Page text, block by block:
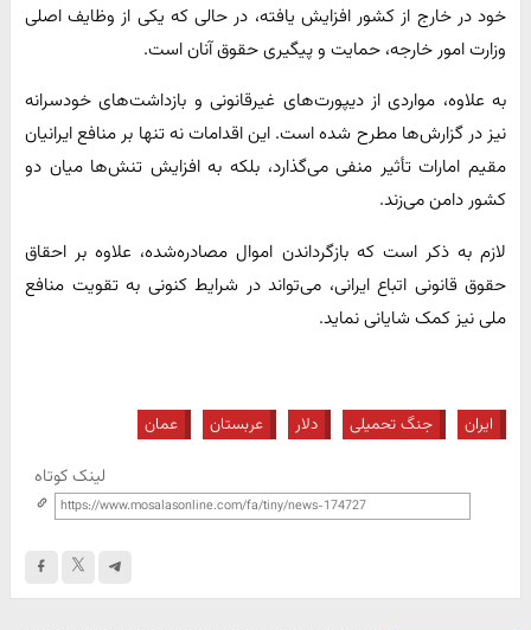
خود در خارج از کشور افزایش یافته، در حالی که یکی از وظایف اصلی
وزارت امور خارجه، حمایت و پیگیری حقوق آنان است.
به علاوه، مواردی از دیپورت‌های غیرقانونی و بازداشت‌های خودسرانه
نیز در گزارش‌ها مطرح شده است. این اقدامات نه تنها بر منافع ایرانیان
مقیم امارات تأثیر منفی می‌گذارد، بلکه به افزایش تنش‌ها میان دو
کشور دامن می‌زند.
لازم به ذکر است که بازگرداندن اموال مصادره‌شده، علاوه بر احقاق
حقوق قانونی اتباع ایرانی، می‌تواند در شرایط کنونی به تقویت منافع
ملی نیز کمک شایانی نماید.
ایران جنگ تحمیلی دلار عربستان عمان
لینک کوتاه